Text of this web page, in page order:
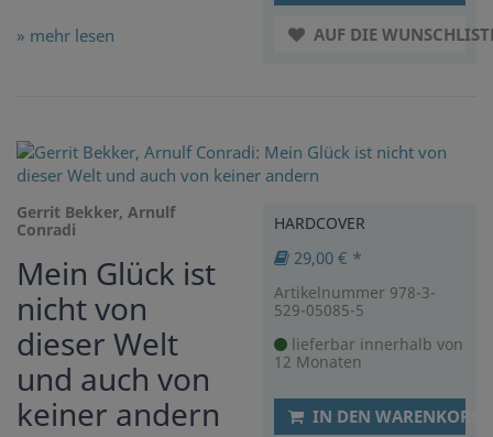
» mehr lesen AUF DIE
Gerrit Bekker, Arnulf
Conradi
Mein Glück ist
nicht von
dieser Welt
und auch von
keiner andern
HARDCOVER
29,00 € *
Artikelnummer 978-3-
529-05085-5
lieferbar innerhalb von
12 Monaten
IN DEN WARENKORB